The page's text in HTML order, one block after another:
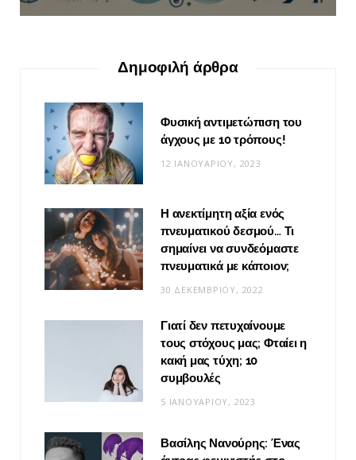
Δημοφιλή άρθρα
Φυσική αντιμετώπιση του
άγχους με 10 τρόπους!
12 ΙΑΝΟΥΑΡΊΟΥ, 2023
Η ανεκτίμητη αξία ενός
πνευματικού δεσμού… Τι
σημαίνει να συνδεόμαστε
πνευματικά με κάποιον;
30 ΔΕΚΕΜΒΡΊΟΥ, 2022
Γιατί δεν πετυχαίνουμε
τους στόχους μας; Φταίει η
κακή μας τύχη; 10
συμβουλές
5 ΙΑΝΟΥΑΡΊΟΥ, 2023
Βασίλης Νανούρης: Ένας